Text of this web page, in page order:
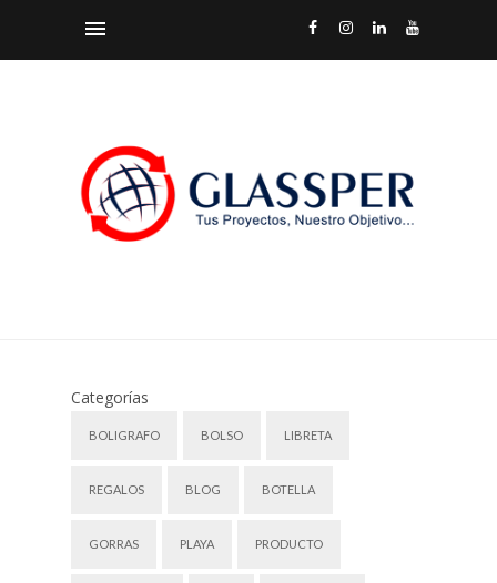
Categorías
BOLIGRAFO BOLSO LIBRETA
REGALOS BLOG BOTELLA
GORRAS PLAYA PRODUCTO